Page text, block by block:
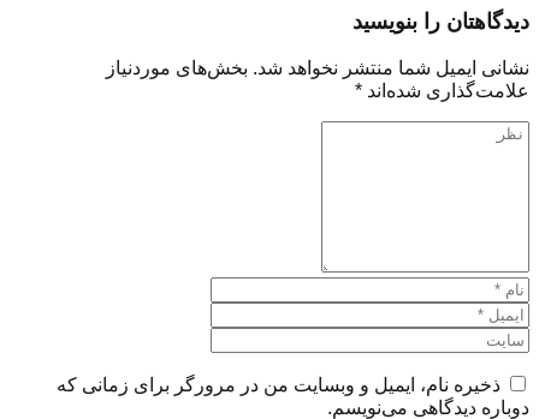
دیدگاهتان را بنویسید
نشانی ایمیل شما منتشر نخواهد شد. بخش‌های موردنیاز
علامت‌گذاری شده‌اند *
ذخیره نام، ایمیل و وبسایت من در مرورگر برای زمانی که
دوباره دیدگاهی می‌نویسم.